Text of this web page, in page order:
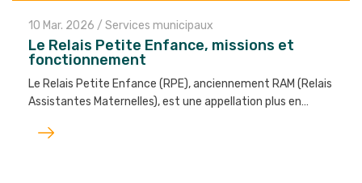
10 Mar. 2026 / Services municipaux
Le Relais Petite Enfance, missions et
fonctionnement
Le Relais Petite Enfance (RPE), anciennement RAM (Relais
Assistantes Maternelles), est une appellation plus en…
Lire
l'article